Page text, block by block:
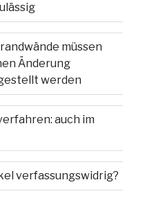
müssen
Änderung
werden
auch im
verfassungswidrig?